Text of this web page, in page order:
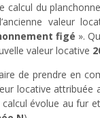
calcul du
valeur
figé ».
valeur locative
de prendre en
locative attribuée
calcul évolue au fur